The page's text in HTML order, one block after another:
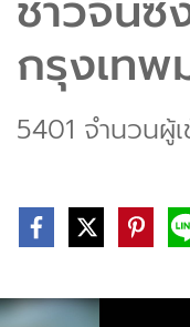
กรุงเทพ
5401 จำนวนผู้